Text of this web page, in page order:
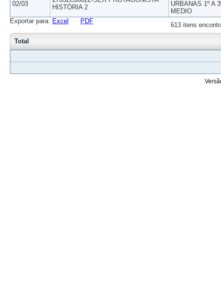
02/03
HISTÓRIA 2
URBANAS 1º A
MEDIO
613 itens
Exportar para: Excel PDF
Total